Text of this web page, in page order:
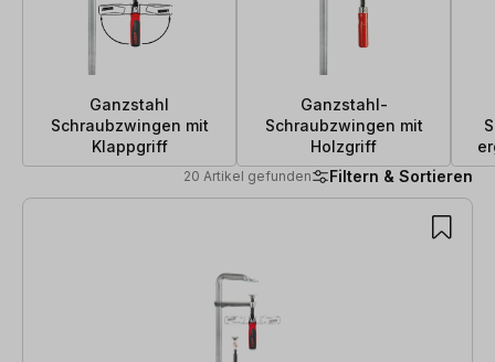
Ganzstahl
Schraubzwingen mit
Klappgriff
Ganzstahl-
Schraubzwingen mit
Holzgriff
20 Artikel gefunden Filtern & Sortieren
20 Artikel gefunden